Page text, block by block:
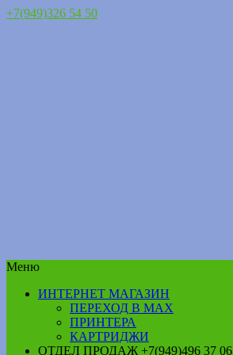
+7(949)326 54 50
Меню
ИНТЕРНЕТ МАГАЗИН
ПЕРЕХОД В MAX
ПРИНТЕРА
КАРТРИДЖИ
ОТДЕЛ ПРОДАЖ +7(949)496 37 06